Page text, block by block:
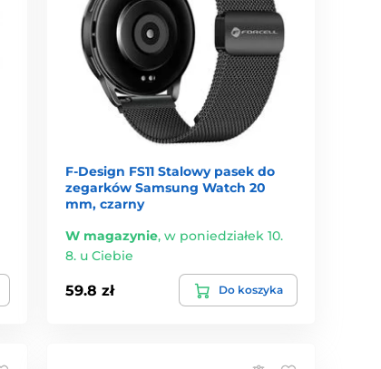
F-Design FS11 Stalowy pasek do
zegarków Samsung Watch 20
mm, czarny
W magazynie,w poniedziałek 10.
8. u Ciebie
59.8 zł Do koszyka